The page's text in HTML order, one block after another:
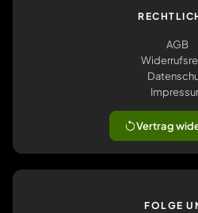
AGB
Vertrag
FOLGE